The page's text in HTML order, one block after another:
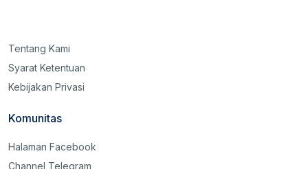
Tentang Kami
Syarat Ketentuan
Kebijakan Privasi
Komunitas
Halaman Facebook
Channel Telegram